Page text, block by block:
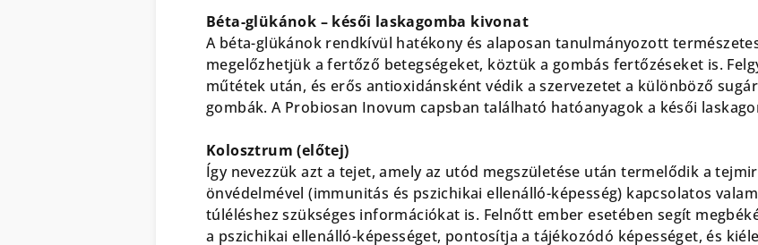
Béta-glükánok – késői laskagomba kivonat
A béta-glükánok rendkívül hatékony és alaposan tanulmányozott
megelőzhetjük a fertőző betegségeket, köztük a gombás fertőzéseket is.
műtétek után, és erős antioxidánsként védik a szervezetet a különböző
gombák. A Probiosan Inovum capsban található hatóanyagok a késői
Kolosztrum (előtej)
Így nevezzük azt a tejet, amely az utód megszületése után termelődik a
önvédelmével (immunitás és pszichikai ellenálló-képesség) kapcsolatos
túléléshez szükséges információkat is. Felnőtt ember esetében segít
a pszichikai ellenálló-képességet, pontosítja a tájékozódó képességet, és